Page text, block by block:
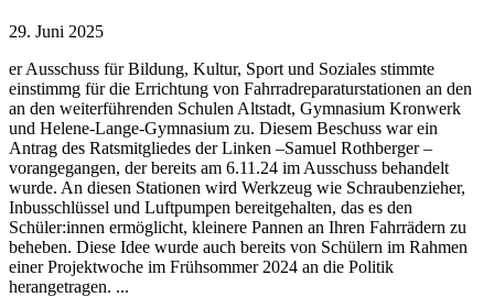
29. Juni 2025
er Ausschuss für Bildung, Kultur, Sport und Soziales stimmte
einstimmg für die Errichtung von Fahrradreparaturstationen an den
an den weiterführenden Schulen Altstadt, Gymnasium Kronwerk
und Helene-Lange-Gymnasium zu. Diesem Beschuss war ein
Antrag des Ratsmitgliedes der Linken –Samuel Rothberger –
vorangegangen, der bereits am 6.11.24 im Ausschuss behandelt
wurde. An diesen Stationen wird Werkzeug wie Schraubenzieher,
Inbusschlüssel und Luftpumpen bereitgehalten, das es den
Schüler:innen ermöglicht, kleinere Pannen an Ihren Fahrrädern zu
beheben. Diese Idee wurde auch bereits von Schülern im Rahmen
einer Projektwoche im Frühsommer 2024 an die Politik
herangetragen. ...